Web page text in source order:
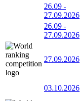
26.09 -
27.09.2026
26.09 -
27.09.2026
27.09.2026
03.10.2026